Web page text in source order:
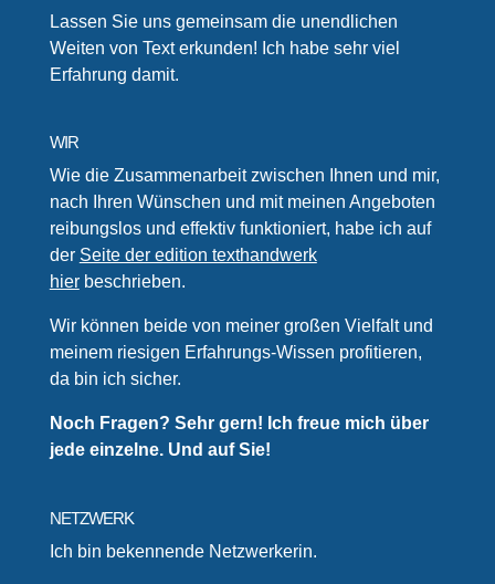
Lassen Sie uns gemeinsam die unendlichen
Weiten von Text erkunden! Ich habe sehr viel
Erfahrung damit.
WIR
Wie die Zusammenarbeit zwischen Ihnen und mir,
nach Ihren Wünschen und mit meinen Angeboten
reibungslos und effektiv funktioniert, habe ich auf
der Seite der edition texthandwerk
hierbeschrieben.
Wir können beide von meiner großen Vielfalt und
meinem riesigen Erfahrungs-Wissen profitieren,
da bin ich sicher.
Noch Fragen? Sehr gern! Ich freue mich über
jede einzelne. Und auf Sie!
NETZWERK
Ich bin bekennende Netzwerkerin.